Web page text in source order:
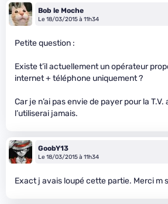
Bob le Moche
Le 18/03/2015 à 11h34
Petite question :
Existe t’il actuellement un opérateur
internet + téléphone uniquement ?
Car je n’ai pas envie de payer pour la
l’utiliserai jamais.
GoobY13
Le 18/03/2015 à 11h34
Exact j avais loupé cette partie. Merci m